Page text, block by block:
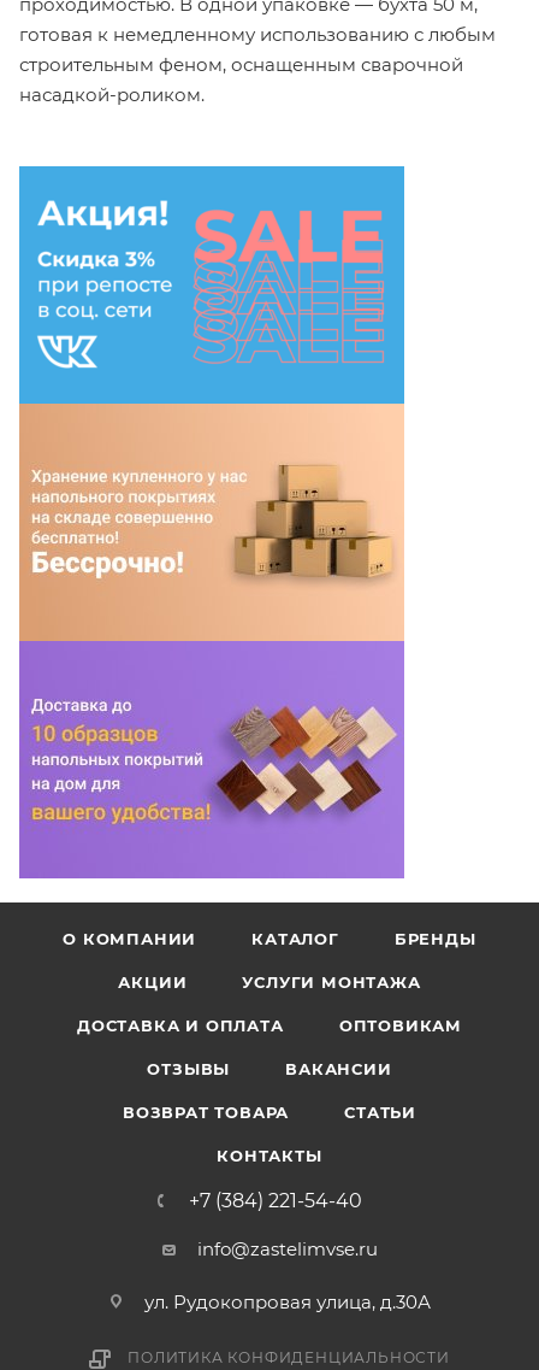
проходимостью. В одной упаковке — бухта 50 м,
готовая к немедленному использованию с любым
строительным феном, оснащенным сварочной
насадкой-роликом.
О КОМПАНИИ КАТАЛОГ БРЕНДЫ
АКЦИИ УСЛУГИ МОНТАЖА
ДОСТАВКА И ОПЛАТА ОПТОВИКАМ
ОТЗЫВЫ ВАКАНСИИ
ВОЗВРАТ ТОВАРА СТАТЬИ
КОНТАКТЫ
+7 (384) 221-54-40
info@zastelimvse.ru
ул. Рудокопровая улица, д.30А
ПОЛИТИКА КОНФИДЕНЦИАЛЬНОСТИ